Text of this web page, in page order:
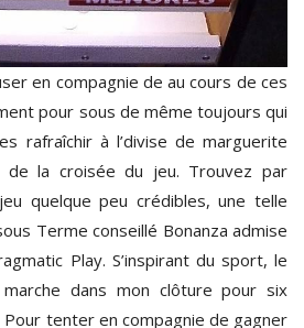
en compagnie de au cours de ces
pour sous de même toujours qui
rafraîchir à l’divise de marguerite
la croisée du jeu. Trouvez par
quelque peu crédibles, une telle
Terme conseillé Bonanza admise
Play. S’inspirant du sport, le
dans mon clôture pour six
tenter en compagnie de gagner